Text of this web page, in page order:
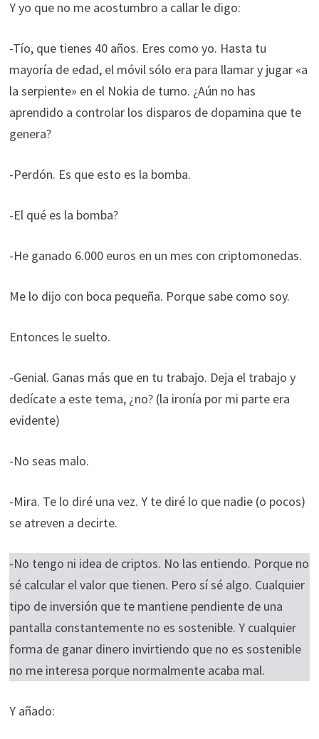
Y yo que no me acostumbro a callar le digo:
-Tío, que tienes 40 años. Eres como yo. Hasta tu
mayoría de edad, el móvil sólo era para llamar y jugar «a
la serpiente» en el Nokia de turno. ¿Aún no has
aprendido a controlar los disparos de dopamina que te
genera?
-Perdón. Es que esto es la bomba.
-El qué es la bomba?
-He ganado 6.000 euros en un mes con criptomonedas.
Me lo dijo con boca pequeña. Porque sabe como soy.
Entonces le suelto.
-Genial. Ganas más que en tu trabajo. Deja el trabajo y
dedícate a este tema, ¿no? (la ironía por mi parte era
evidente)
-No seas malo.
-Mira. Te lo diré una vez. Y te diré lo que nadie (o pocos)
se atreven a decirte.
-No tengo ni idea de criptos. No las entiendo. Porque no
sé calcular el valor que tienen. Pero sí sé algo. Cualquier
tipo de inversión que te mantiene pendiente de una
pantalla constantemente no es sostenible. Y cualquier
forma de ganar dinero invirtiendo que no es sostenible
no me interesa porque normalmente acaba mal.
Y añado: